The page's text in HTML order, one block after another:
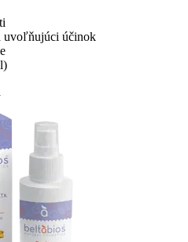
uvoľňujúci účinok